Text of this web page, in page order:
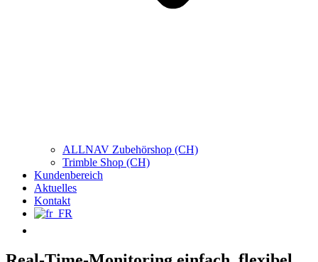
ALLNAV Zubehörshop (CH)
Trimble Shop (CH)
Kundenbereich
Aktuelles
Kontakt